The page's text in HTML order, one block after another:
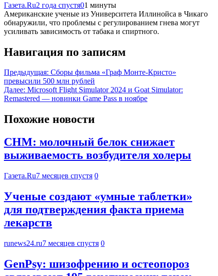
Газета.Ru2 года спустя01 минуты
Американские ученые из Университета Иллинойса в Чикаго
обнаружили, что проблемы с регулированием гнева могут
усиливать зависимость от табака и спиртного.
Навигация по записям
Предыдущая: Сборы фильма «Граф Монте-Кристо»
превысили 500 млн рублей
Далее: Microsoft Flight Simulator 2024 и Goat Simulator:
Remastered — новинки Game Pass в ноябре
Похожие новости
CHM: молочный белок снижает
выживаемость возбудителя холеры
Газета.Ru7 месяцев спустя 0
Ученые создают «умные таблетки»
для подтверждения факта приема
лекарств
runews24.ru7 месяцев спустя 0
GenPsy: шизофрению и остеопороз